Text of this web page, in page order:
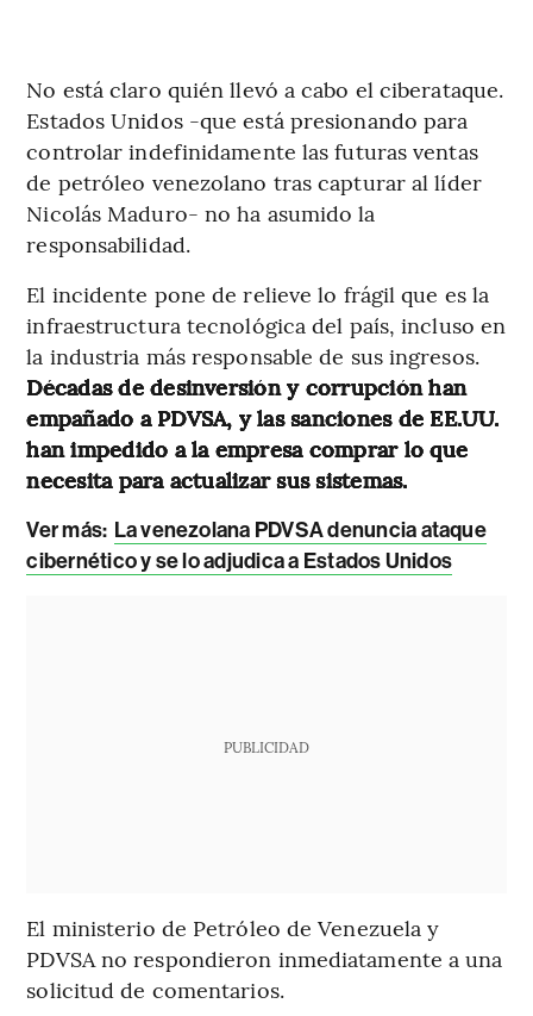
No está claro quién llevó a cabo el ciberataque.
Estados Unidos -que está presionando para
controlar indefinidamente las futuras ventas
de petróleo venezolano tras capturar al líder
Nicolás Maduro- no ha asumido la
responsabilidad.
El incidente pone de relieve lo frágil que es la
infraestructura tecnológica del país, incluso en
la industria más responsable de sus ingresos.
Décadas de desinversión y corrupción han
empañado a PDVSA, y las sanciones de EE.UU.
han impedido a la empresa comprar lo que
necesita para actualizar sus sistemas.
Ver más: La venezolana PDVSA denuncia ataque
cibernético y se lo adjudica a Estados Unidos
PUBLICIDAD
El ministerio de Petróleo de Venezuela y
PDVSA no respondieron inmediatamente a una
solicitud de comentarios.